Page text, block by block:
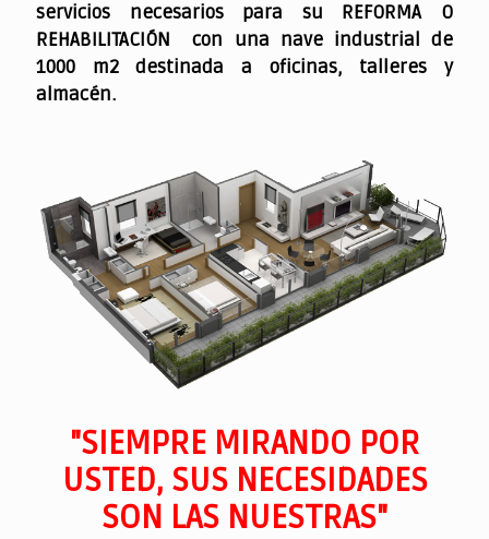
servicios necesarios para su REFORMA O
REHABILITACIÓN con una nave industrial de
1000 m2 destinada a oficinas, talleres y
almacén.
"SIEMPRE MIRANDO POR
USTED, SUS NECESIDADES
SON LAS NUESTRAS"